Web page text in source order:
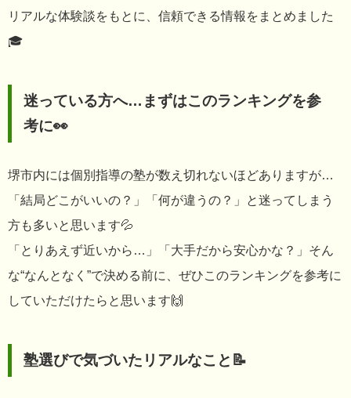
リアルな体験談をもとに、信頼できる情報をまとめました
🎓
迷っている方へ…まずはこのランキングを参
考に👀
堺市内には個別指導の塾が数え切れないほどありますが…
「結局どこがいいの？」「何が違うの？」と迷ってしまう
方も多いと思います💦
「とりあえず近いから…」「大手だから安心かな？」そん
な“なんとなく”で決める前に、ぜひこのランキングを参考に
していただけたらと思います🙌
塾選びで気づいたリアルなこと📝